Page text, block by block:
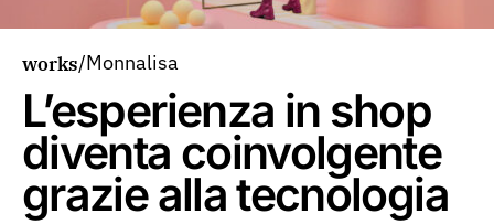
works/Monnalisa
L’esperienza in shop
diventa coinvolgente
grazie alla tecnologia